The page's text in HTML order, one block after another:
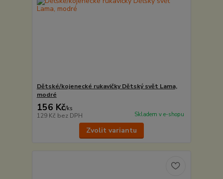
Dětské/kojenecké rukavičky Dětský svět Lama,
modré
156 Kč/ks
129 Kč bez DPH Skladem v e-shopu
Zvolit variantu